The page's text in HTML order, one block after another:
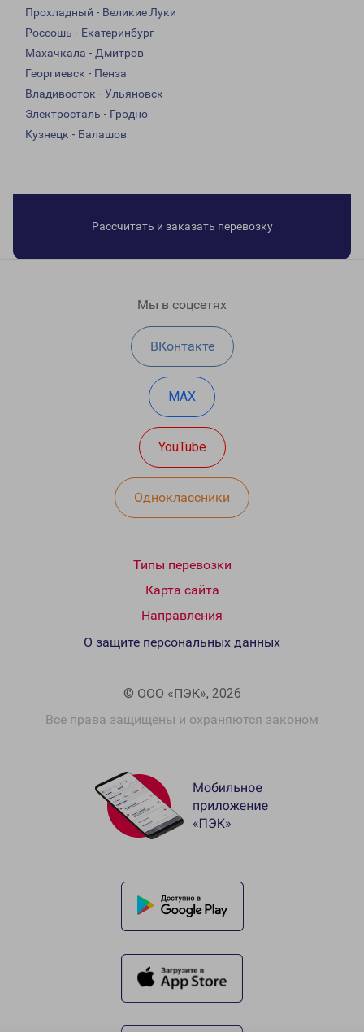
Прохладный - Великие Луки
Россошь - Екатеринбург
Махачкала - Дмитров
Георгиевск - Пенза
Владивосток - Ульяновск
Электросталь - Гродно
Кузнецк - Балашов
Рассчитать и заказать перевозку
Мы в соцсетях
ВКонтакте
MAX
YouTube
Одноклассники
Типы перевозки
Карта сайта
Направления
© ООО «ПЭК», 2026
Все права защищены и охраняются законом
О защите персональных данных